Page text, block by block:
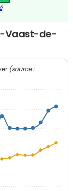
Vaast-de-
(source :